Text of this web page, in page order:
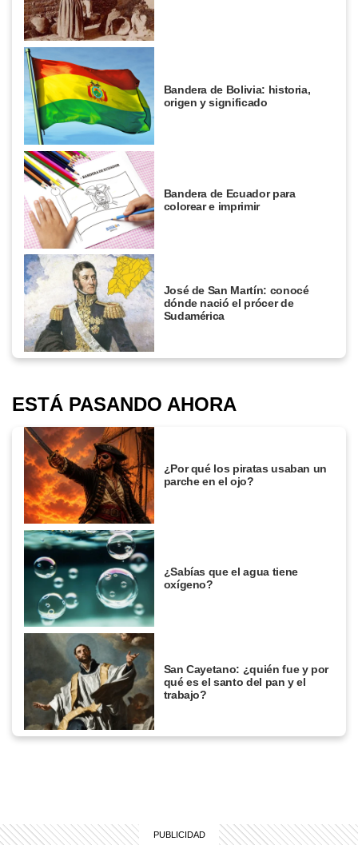
Bandera de Bolivia: historia,
origen y significado
Bandera de Ecuador para
colorear e imprimir
José de San Martín: conocé
dónde nació el prócer de
Sudamérica
ESTÁ PASANDO AHORA
¿Por qué los piratas usaban un
parche en el ojo?
¿Sabías que el agua tiene
oxígeno?
San Cayetano: ¿quién fue y por
qué es el santo del pan y el
trabajo?